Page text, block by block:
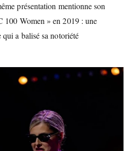
présentation mentionne son
Women » en 2019 : une
a balisé sa notoriété